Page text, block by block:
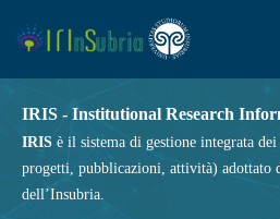
IRIS - Institutional Research
IRIS è il sistema di gestione integrata
progetti, pubblicazioni, attività) adottato
dell’Insubria.